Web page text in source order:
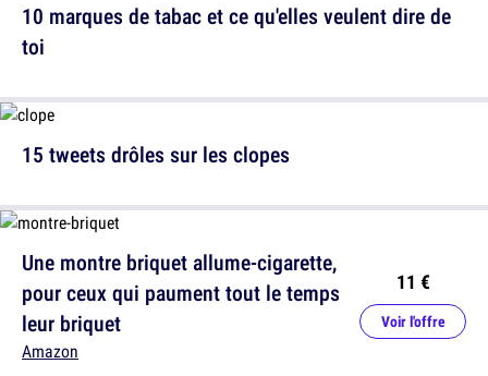
15 tweets drôles sur les clopes
10 marques de tabac et ce qu'elles veulent dire de
toi
Une montre briquet allume-cigarette,
pour ceux qui paument tout le temps
leur briquet
Amazon
11 €
Voir l'offre